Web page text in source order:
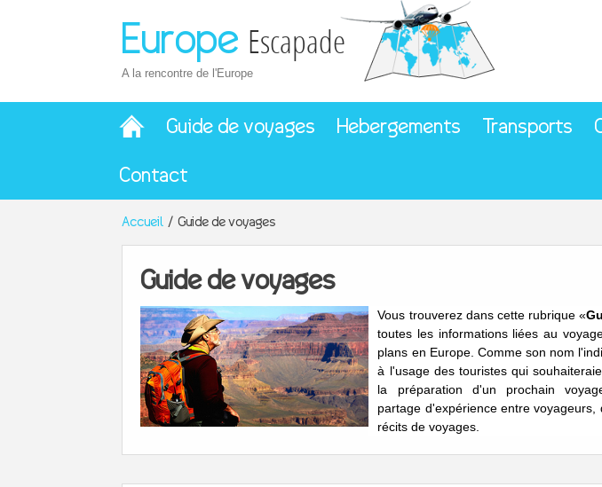
Europe Escapade
A la rencontre de l'Europe
Guide de voyages Hebergements Transports
Contact
Accueil Guide de voyages
Guide de voyages
Vous trouverez dans cette rubrique «
toutes les informations liées au
plans en Europe. Comme son nom
à l'usage des touristes qui
la préparation d'un prochain
partage d'expérience entre voyageurs,
récits de voyages.